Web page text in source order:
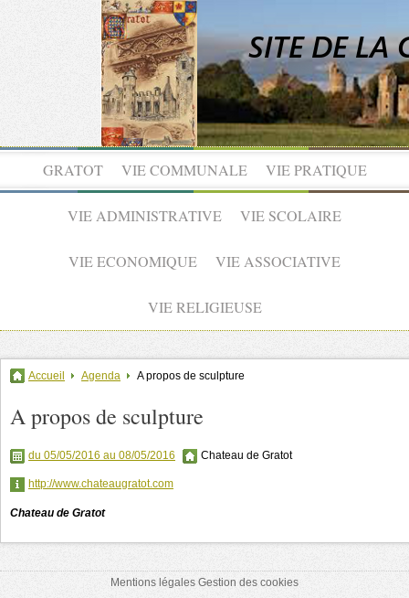
GRATOT VIE COMMUNALE VIE PRATIQUE
VIE ADMINISTRATIVE VIE SCOLAIRE
VIE ECONOMIQUE VIE ASSOCIATIVE
VIE RELIGIEUSE
Accueil Agenda A propos de sculpture
A propos de sculpture
du 05/05/2016 au 08/05/2016 Chateau de Gratot
http://www.chateaugratot.com
Chateau de Gratot
Mentions légales Gestion des cookies